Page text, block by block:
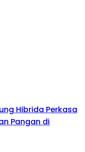
Hibrida Perkasa
Pangan di